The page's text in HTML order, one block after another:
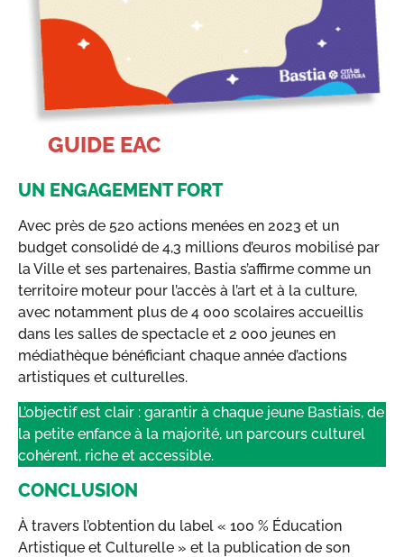
GUIDE EAC
UN ENGAGEMENT FORT
Avec près de 520 actions menées en 2023 et un
budget consolidé de 4,3 millions d’euros mobilisé par
la Ville et ses partenaires, Bastia s’affirme comme un
territoire moteur pour l’accès à l’art et à la culture,
avec notamment plus de 4 000 scolaires accueillis
dans les salles de spectacle et 2 000 jeunes en
médiathèque bénéficiant chaque année d’actions
artistiques et culturelles.
L’objectif est clair : garantir à chaque jeune Bastiais, de
la petite enfance à la majorité, un parcours culturel
cohérent, riche et accessible.
CONCLUSION
À travers l’obtention du label « 100 % Éducation
Artistique et Culturelle » et la publication de son